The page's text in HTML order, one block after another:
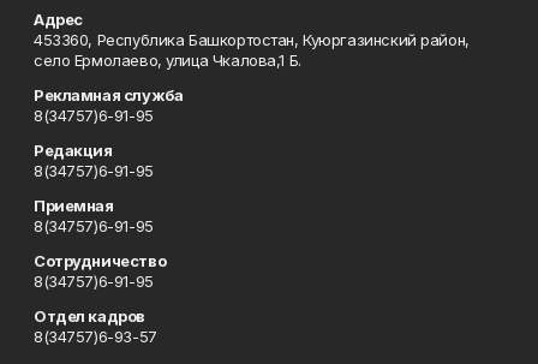
Адрес
453360, Республика Башкортостан, Куюргазинский район,
село Ермолаево, улица Чкалова,1 Б.
Рекламная служба
8(34757)6-91-95
Редакция
8(34757)6-91-95
Приемная
8(34757)6-91-95
Сотрудничество
8(34757)6-91-95
Отдел кадров
8(34757)6-93-57